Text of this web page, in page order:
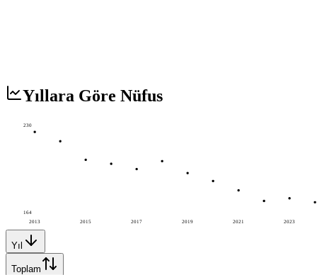
Yıllara Göre Nüfus
2013 2015 2017 2019 2021 2023
230
164
Yıl
Toplam